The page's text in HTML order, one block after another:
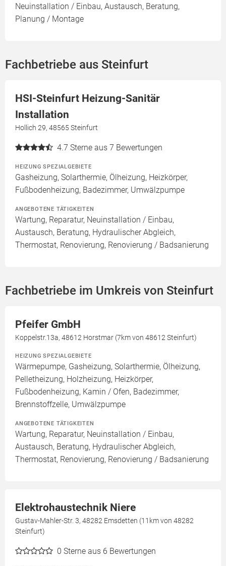
Neuinstallation / Einbau, Austausch, Beratung,
Planung / Montage
Fachbetriebe aus Steinfurt
HSI-Steinfurt Heizung-Sanitär
Installation
Hollich 29, 48565 Steinfurt
4.7 Sterne aus 7 Bewertungen
HEIZUNG SPEZIALGEBIETE
Gasheizung, Solarthermie, Ölheizung, Heizkörper,
Fußbodenheizung, Badezimmer, Umwälzpumpe
ANGEBOTENE TÄTIGKEITEN
Wartung, Reparatur, Neuinstallation / Einbau,
Austausch, Beratung, Hydraulischer Abgleich,
Thermostat, Renovierung, Renovierung / Badsanierung
Fachbetriebe im Umkreis von Steinfurt
Pfeifer GmbH
Koppelstr.13a, 48612 Horstmar (7km von 48612 Steinfurt)
HEIZUNG SPEZIALGEBIETE
Wärmepumpe, Gasheizung, Solarthermie, Ölheizung,
Pelletheizung, Holzheizung, Heizkörper,
Fußbodenheizung, Kamin / Ofen, Badezimmer,
Brennstoffzelle, Umwälzpumpe
ANGEBOTENE TÄTIGKEITEN
Wartung, Reparatur, Neuinstallation / Einbau,
Austausch, Beratung, Hydraulischer Abgleich,
Thermostat, Renovierung, Renovierung / Badsanierung
Elektrohaustechnik Niere
Gustav-Mahler-Str. 3, 48282 Emsdetten (11km von 48282
Steinfurt)
0 Sterne aus 6 Bewertungen